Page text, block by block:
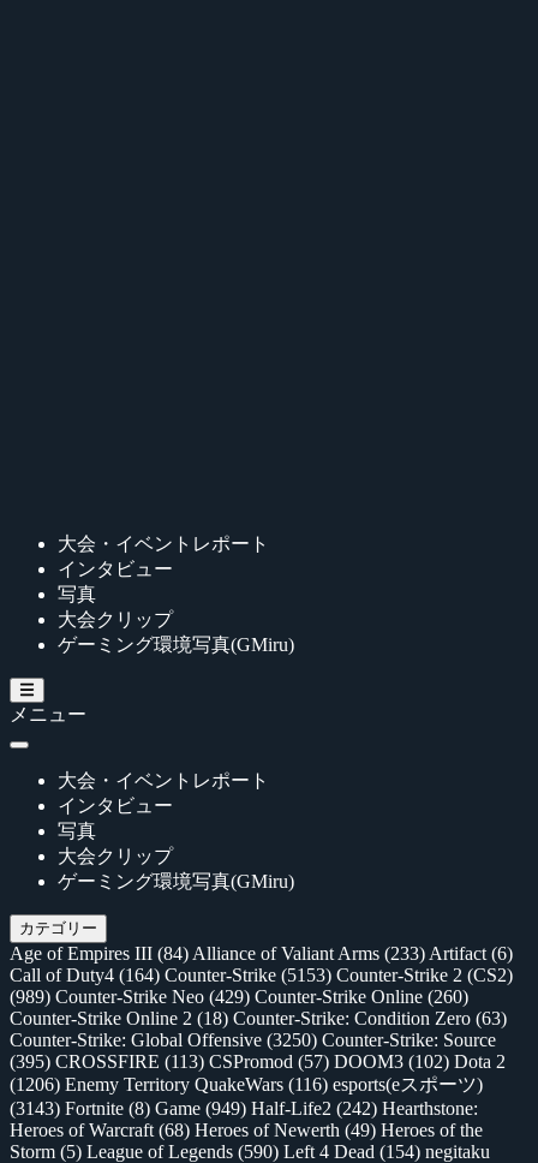
大会・イベントレポート
インタビュー
写真
大会クリップ
ゲーミング環境写真(GMiru)
メニュー
大会・イベントレポート
インタビュー
写真
大会クリップ
ゲーミング環境写真(GMiru)
カテゴリー
Age of Empires III (84) Alliance of Valiant Arms (233) Artifact (6)
Call of Duty4 (164) Counter-Strike (5153) Counter-Strike 2 (CS2)
(989) Counter-Strike Neo (429) Counter-Strike Online (260)
Counter-Strike Online 2 (18) Counter-Strike: Condition Zero (63)
Counter-Strike: Global Offensive (3250) Counter-Strike: Source
(395) CROSSFIRE (113) CSPromod (57) DOOM3 (102) Dota 2
(1206) Enemy Territory QuakeWars (116) esports(eスポーツ)
(3143) Fortnite (8) Game (949) Half-Life2 (242) Hearthstone:
Heroes of Warcraft (68) Heroes of Newerth (49) Heroes of the
Storm (5) League of Legends (590) Left 4 Dead (154) negitaku